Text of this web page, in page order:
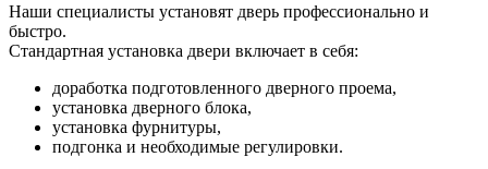
Наши специалисты установят дверь профессионально и
быстро.
Стандартная установка двери включает в себя:
доработка подготовленного дверного проема,
установка дверного блока,
установка фурнитуры,
подгонка и необходимые регулировки.